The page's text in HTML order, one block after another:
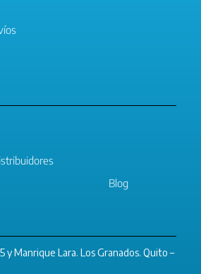
Blog
y Manrique Lara. Los Granados. Quito –